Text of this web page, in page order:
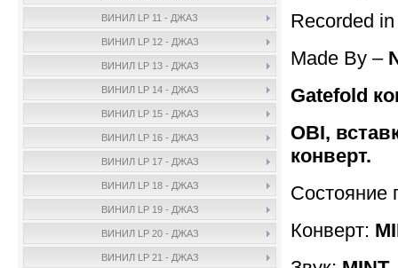
ВИНИЛ LP 11 - ДЖАЗ
ВИНИЛ LP 12 - ДЖАЗ
ВИНИЛ LP 13 - ДЖАЗ
ВИНИЛ LP 14 - ДЖАЗ
ВИНИЛ LP 15 - ДЖАЗ
ВИНИЛ LP 16 - ДЖАЗ
ВИНИЛ LP 17 - ДЖАЗ
ВИНИЛ LP 18 - ДЖАЗ
ВИНИЛ LP 19 - ДЖАЗ
ВИНИЛ LP 20 - ДЖАЗ
ВИНИЛ LP 21 - ДЖАЗ
Recorded
Made By –
Gatefold
OBI,
конверт.
Состояние
Конверт: